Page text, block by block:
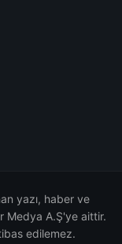
yazı, haber ve
Medya A.Ş'ye aittir.
edilemez.